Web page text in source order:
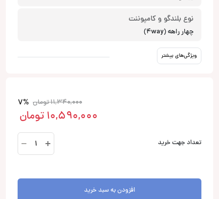
نوع بلندگو و کامپوننت
چهار راهه (4way)
ویژگی‌های بیشتر
11,340,000تومان 7%
10,590,000 تومان
تعداد جهت خرید
TS-
A6978S
افزودن به سبد خرید